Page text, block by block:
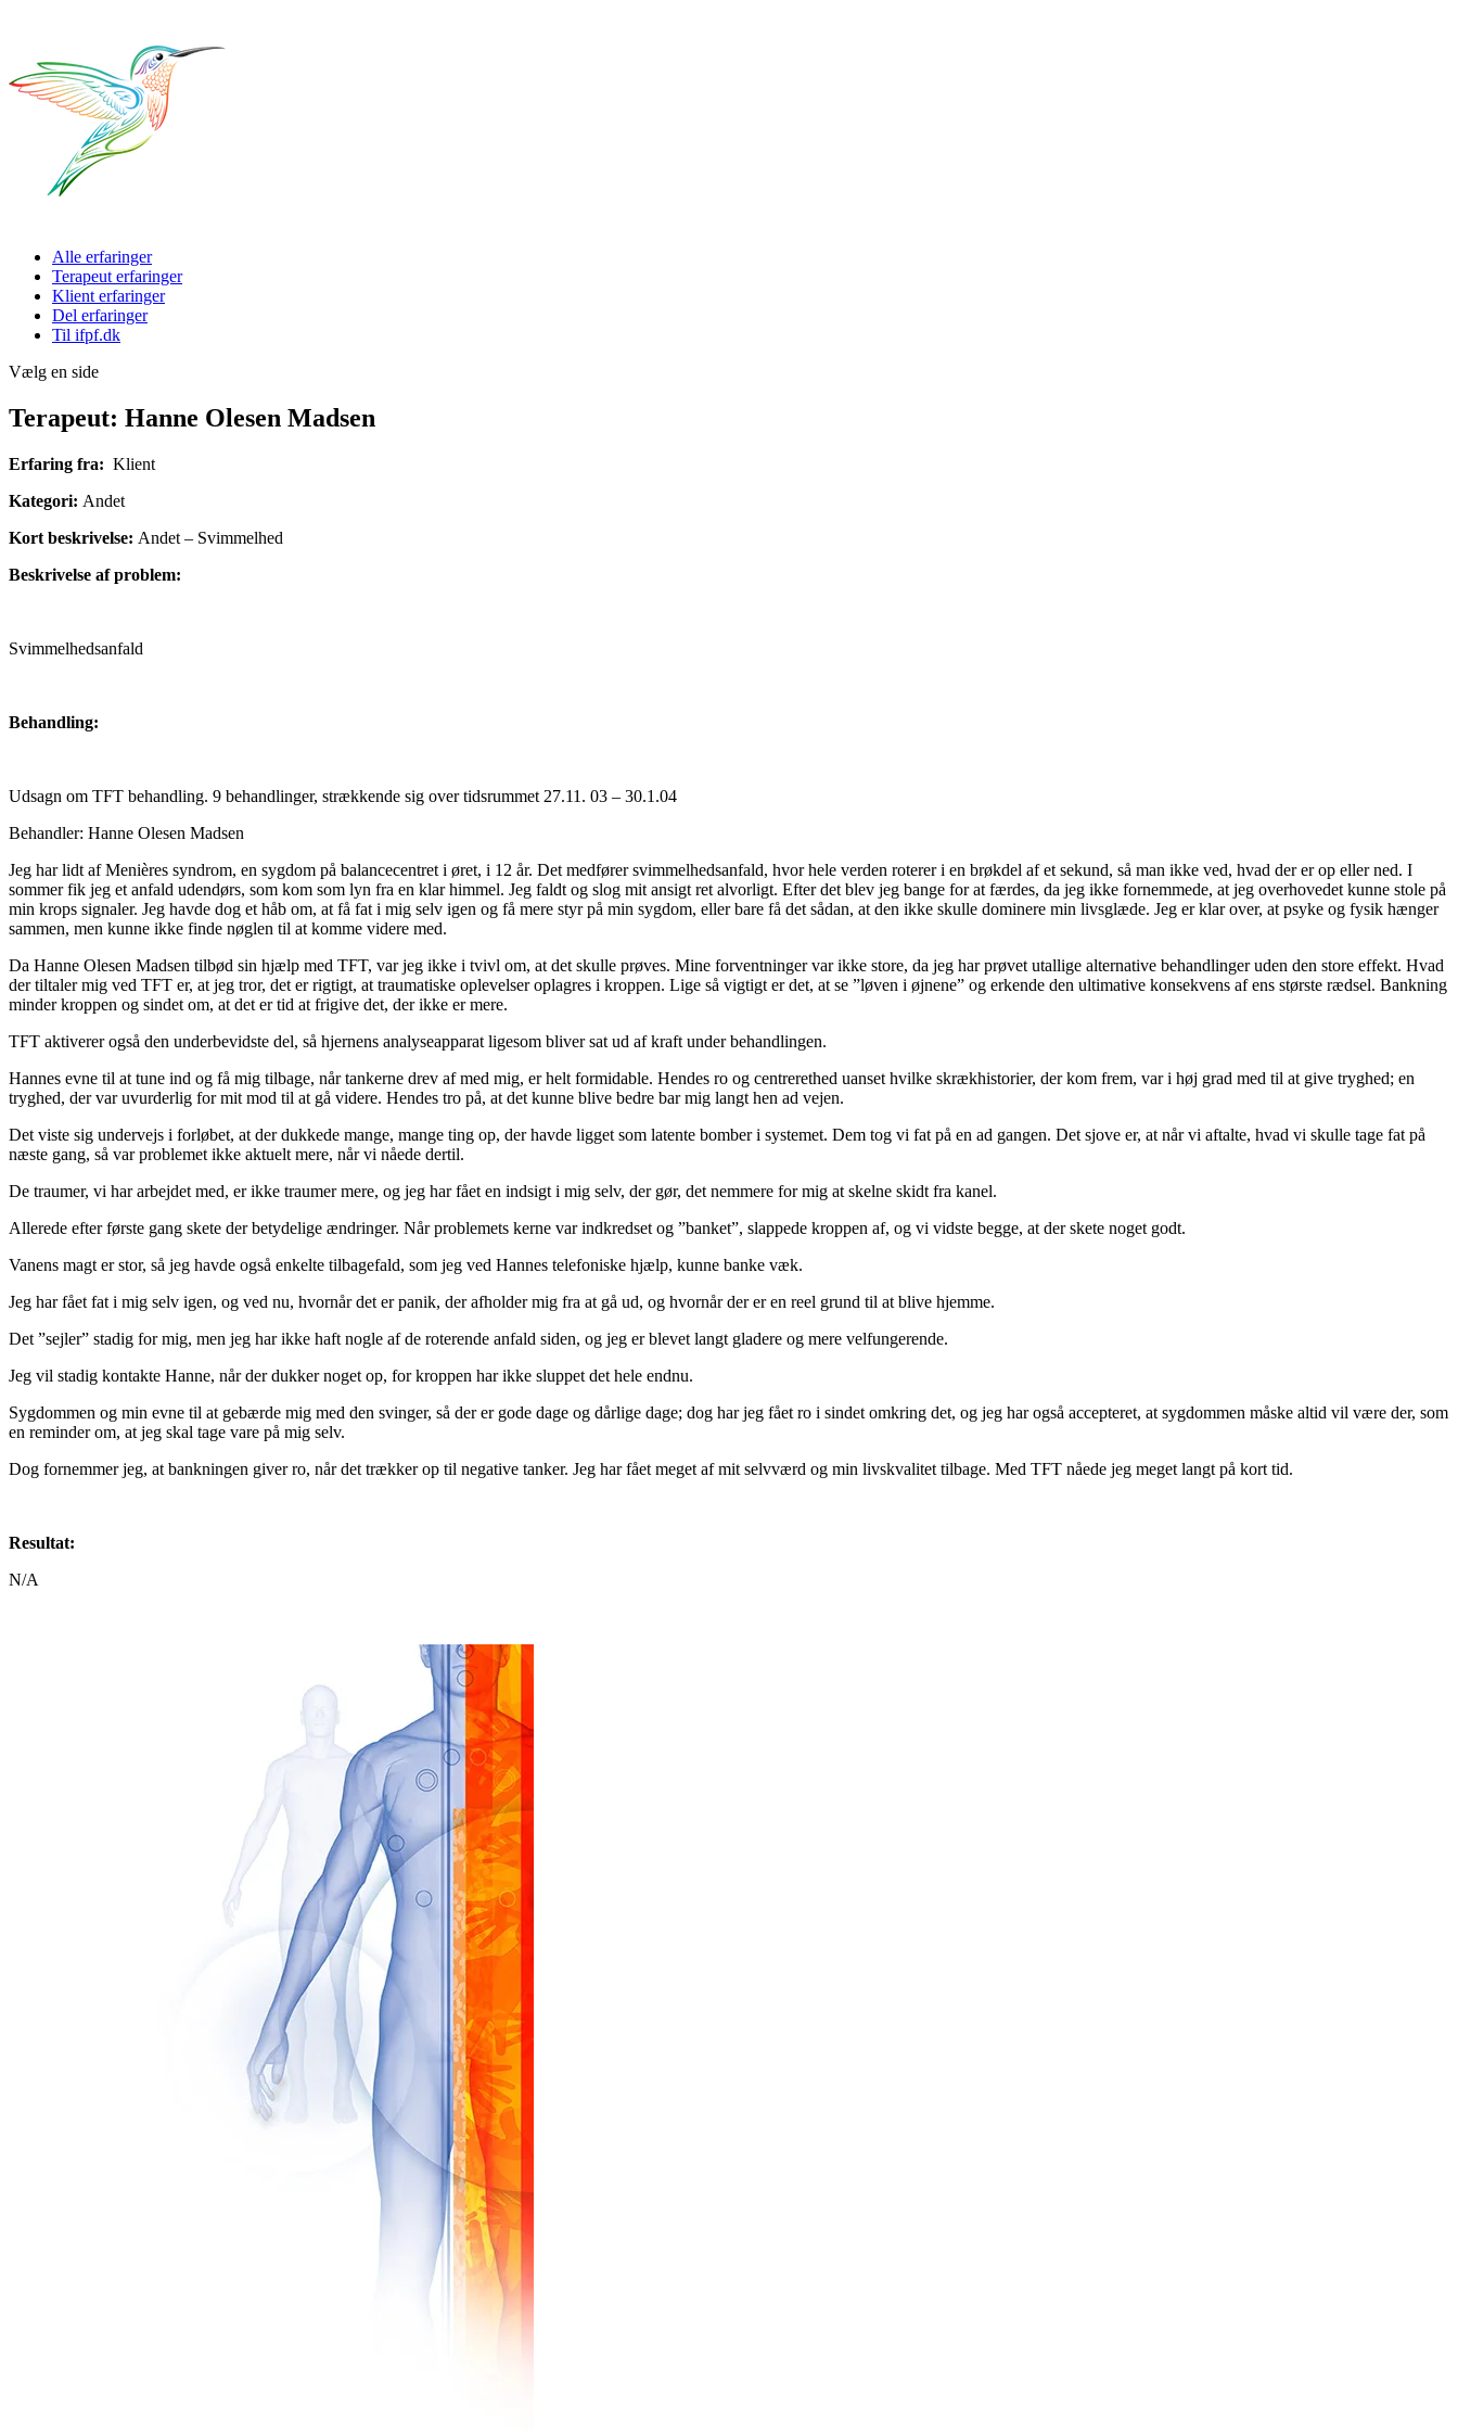
Alle erfaringer
Terapeut erfaringer
Klient erfaringer
Del erfaringer
Til ifpf.dk
Vælg en side
Terapeut: Hanne Olesen Madsen
Erfaring fra: Klient
Kategori: Andet
Kort beskrivelse: Andet – Svimmelhed
Beskrivelse af problem:
Svimmelhedsanfald
Behandling:
Udsagn om TFT behandling. 9 behandlinger, strækkende sig over tidsrummet 27.11. 03 – 30.1.04
Behandler: Hanne Olesen Madsen
Jeg har lidt af Menières syndrom, en sygdom på balancecentret i øret, i 12 år. Det medfører svimmelhedsanfald, hvor hele verden roterer i en brøkdel af et sekund, så man ikke ved, hvad der er op eller ned. I
sommer fik jeg et anfald udendørs, som kom som lyn fra en klar himmel. Jeg faldt og slog mit ansigt ret alvorligt. Efter det blev jeg bange for at færdes, da jeg ikke fornemmede, at jeg overhovedet kunne stole på
min krops signaler. Jeg havde dog et håb om, at få fat i mig selv igen og få mere styr på min sygdom, eller bare få det sådan, at den ikke skulle dominere min livsglæde. Jeg er klar over, at psyke og fysik hænger
sammen, men kunne ikke finde nøglen til at komme videre med.
Da Hanne Olesen Madsen tilbød sin hjælp med TFT, var jeg ikke i tvivl om, at det skulle prøves. Mine forventninger var ikke store, da jeg har prøvet utallige alternative behandlinger uden den store effekt. Hvad
der tiltaler mig ved TFT er, at jeg tror, det er rigtigt, at traumatiske oplevelser oplagres i kroppen. Lige så vigtigt er det, at se ”løven i øjnene” og erkende den ultimative konsekvens af ens største rædsel. Bankning
minder kroppen og sindet om, at det er tid at frigive det, der ikke er mere.
TFT aktiverer også den underbevidste del, så hjernens analyseapparat ligesom bliver sat ud af kraft under behandlingen.
Hannes evne til at tune ind og få mig tilbage, når tankerne drev af med mig, er helt formidable. Hendes ro og centrerethed uanset hvilke skrækhistorier, der kom frem, var i høj grad med til at give tryghed; en
tryghed, der var uvurderlig for mit mod til at gå videre. Hendes tro på, at det kunne blive bedre bar mig langt hen ad vejen.
Det viste sig undervejs i forløbet, at der dukkede mange, mange ting op, der havde ligget som latente bomber i systemet. Dem tog vi fat på en ad gangen. Det sjove er, at når vi aftalte, hvad vi skulle tage fat på
næste gang, så var problemet ikke aktuelt mere, når vi nåede dertil.
De traumer, vi har arbejdet med, er ikke traumer mere, og jeg har fået en indsigt i mig selv, der gør, det nemmere for mig at skelne skidt fra kanel.
Allerede efter første gang skete der betydelige ændringer. Når problemets kerne var indkredset og ”banket”, slappede kroppen af, og vi vidste begge, at der skete noget godt.
Vanens magt er stor, så jeg havde også enkelte tilbagefald, som jeg ved Hannes telefoniske hjælp, kunne banke væk.
Jeg har fået fat i mig selv igen, og ved nu, hvornår det er panik, der afholder mig fra at gå ud, og hvornår der er en reel grund til at blive hjemme.
Det ”sejler” stadig for mig, men jeg har ikke haft nogle af de roterende anfald siden, og jeg er blevet langt gladere og mere velfungerende.
Jeg vil stadig kontakte Hanne, når der dukker noget op, for kroppen har ikke sluppet det hele endnu.
Sygdommen og min evne til at gebærde mig med den svinger, så der er gode dage og dårlige dage; dog har jeg fået ro i sindet omkring det, og jeg har også accepteret, at sygdommen måske altid vil være der, som
en reminder om, at jeg skal tage vare på mig selv.
Dog fornemmer jeg, at bankningen giver ro, når det trækker op til negative tanker. Jeg har fået meget af mit selvværd og min livskvalitet tilbage. Med TFT nåede jeg meget langt på kort tid.
Resultat:
N/A